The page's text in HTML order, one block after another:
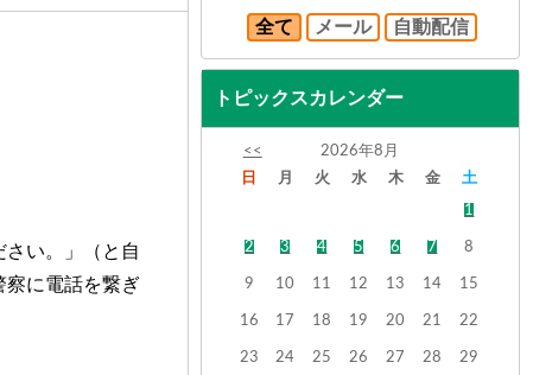
さい。」（と自
察に電話を繋ぎ
全て メール 自動配信
トピックスカレンダー
<<
2026年8月
日
月 火 水 木 金 土
1
2 3 4 5 6 7 8
9 10 11 12 13 14 15
16 17 18 19 20 21 22
23 24 25 26 27 28 29